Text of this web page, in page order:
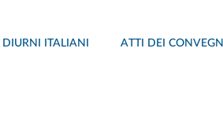
DIURNI ITALIANI ATTI DEI CONVEGNI